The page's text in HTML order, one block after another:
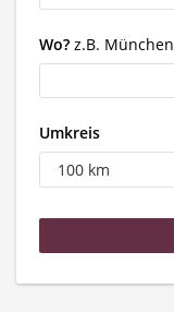
Wo? z.B. München
Umkreis